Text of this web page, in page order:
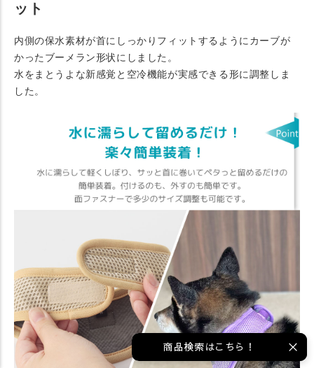
ット
内側の保水素材が首にしっかりフィットするようにカーブが
かったブーメラン形状にしました。
水をまとうよな新感覚と空冷機能が実感できる形に調整しま
した。
商品検索はこちら！